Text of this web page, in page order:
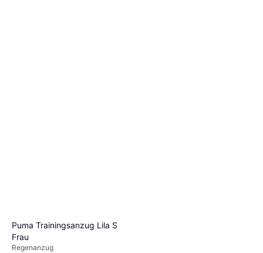
Puma Trainingsanzug Lila S
Frau
Regenanzug